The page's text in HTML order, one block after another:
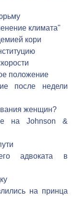
климата"
кори
положение
после недели
женщин?
на Johnson &
адвоката в
на принца